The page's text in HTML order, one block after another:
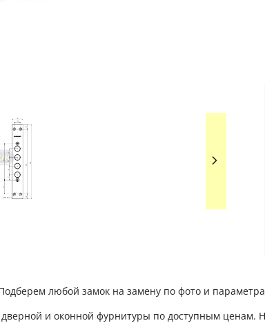
любой замок на замену по фото и
и оконной фурнитуры по доступным ценам.